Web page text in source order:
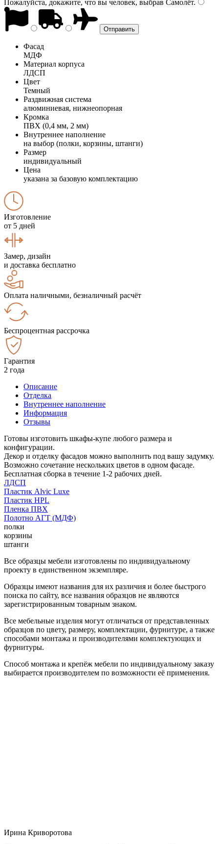
Пожалуйста, докажите, что вы человек, выбрав Самолёт.
Фасад
МДФ
Материал корпуса
ЛДСП
Цвет
Темный
Раздвижная система
алюминиевая, нижнеопорная
Кромка
ПВХ (0,4 мм, 2 мм)
Внутреннее наполнение
на выбор (полки, корзины, штанги)
Размер
индивидуальный
Цена
указана за базовую комплектацию
Изготовление
от 5 дней
Замер, дизайн
и доставка бесплатно
Оплата наличными, безналичный расчёт
Беспроцентная рассрочка
Гарантия
2 года
Описание
Отделка
Внутреннее наполнение
Информация
Отзывы
Готовы изготовить шкафы-купе любого размера и
конфигурации.
Декор и отделку фасадов можно выполнить под вашу задумку.
Возможно сочетание нескольких цветов в одном фасаде.
Бесплатная сборка в течение 1-2 рабочих дней.
ЛДСП
Пластик Alvic Luxe
Пластик HPL
Пленка ПВХ
Полотно АГТ (МДФ)
полки
корзины
штанги
Все образцы мебели изготовлены по индивидуальному
проекту в единственном экземпляре.
Образцы имеют названия для их различия и более быстрого
поиска по сайту, все названия образцов не являются
зарегистрированным товарным знаком.
Все мебельные изделия могут отличаться от представленных
образцов по цвету, размеру, комплектации, фурнитуре, а также
способами монтажа и производителями комплектующих и
фурнитуры.
Способ монтажа и крепёж мебели по индивидуальному заказу
выбирается производителем по возможности её применения.
Ирина Криворотова